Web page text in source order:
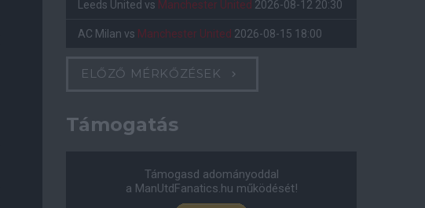
Leeds United vs Manchester United 2026-08-12 20:30
AC Milan vs Manchester United 2026-08-15 18:00
ELŐZŐ MÉRKŐZÉSEK
Támogatás
Támogasd adományoddal
a ManUtdFanatics.hu működését!